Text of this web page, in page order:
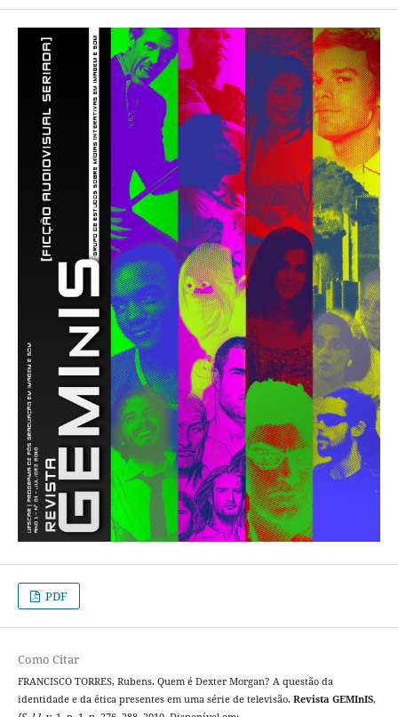
PDF
Como Citar
FRANCISCO TORRES, Rubens. Quem é Dexter Morgan? A questão da
identidade e da ética presentes em uma série de televisão. Revista GEMInIS,